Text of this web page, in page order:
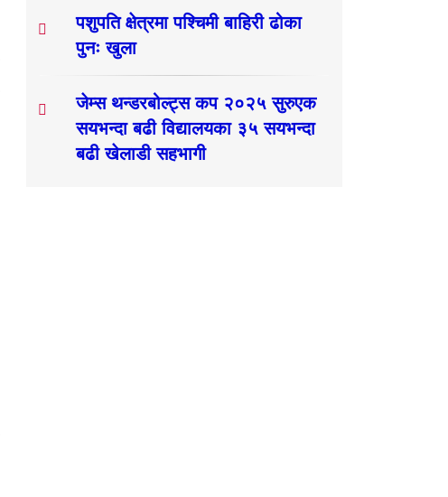
पशुपति क्षेत्रमा पश्चिमी बाहिरी ढोका
पुनः खुला
जेम्स थन्डरबोल्ट्स कप २०२५ सुरुएक
सयभन्दा बढी विद्यालयका ३५ सयभन्दा
बढी खेलाडी सहभागी